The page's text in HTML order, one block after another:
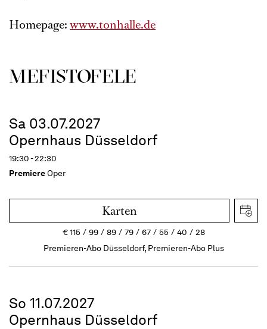
Homepage:www.tonhalle.de
MEFISTOFELE
Sa 03.07.2027
Opernhaus Düsseldorf
19:30 - 22:30
PremiereOper
Karten
€115 99 89 79 67 55 40
28
Premieren-Abo Düsseldorf, Premieren-Abo Plus
So 11.07.2027
Opernhaus Düsseldorf